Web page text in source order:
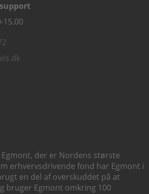
15.00
Egmont, der er Nordens største
erhvervsdrivende fond har Egmont i
en del af overskuddet på at
bruger Egmont omkring 100